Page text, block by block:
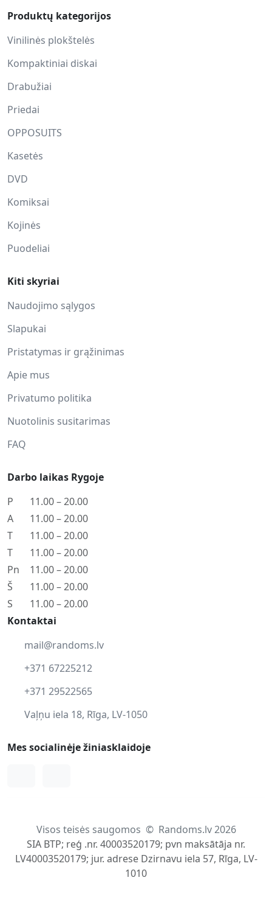
Produktų kategorijos
Vinilinės plokštelės
Kompaktiniai diskai
Drabužiai
Priedai
OPPOSUITS
Kasetės
DVD
Komiksai
Kojinės
Puodeliai
Kiti skyriai
Naudojimo sąlygos
Slapukai
Pristatymas ir grąžinimas
Apie mus
Privatumo politika
Nuotolinis susitarimas
FAQ
Darbo laikas Rygoje
P
11.00 – 20.00
A
11.00 – 20.00
T
11.00 – 20.00
T
11.00 – 20.00
Pn
11.00 – 20.00
Š
11.00 – 20.00
S
11.00 – 20.00
Kontaktai
mail@randoms.lv
+371 67225212
+371 29522565
Vaļņu iela 18, Rīga, LV-1050
Mes socialinėje žiniasklaidoje
Visos teisės saugomos © Randoms.lv 2026
SIA BTP; reģ .nr. 40003520179; pvn maksātāja nr.
LV40003520179; jur. adrese Dzirnavu iela 57, Rīga, LV-
1010